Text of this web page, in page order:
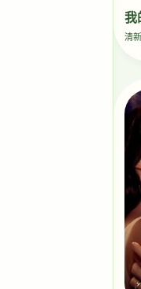
我
清